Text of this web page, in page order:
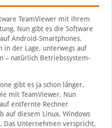
TeamViewer mit ihrem
Nun gibt es die Software
Android-Smartphones.
in der Lage, unterwegs auf
– natürlich Betriebssystem-
gibt es ja schon länger.
mit TeamViewer. Nun
entfernte Rechner
auf diesem Linux, Windows
Das Unternehmen verspricht,